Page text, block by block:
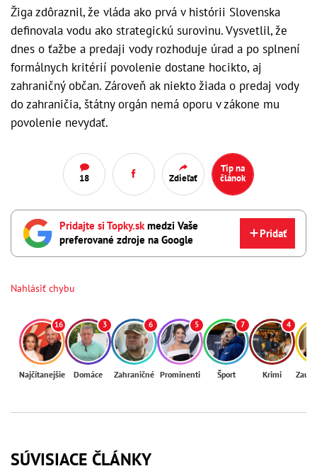
Žiga zdôraznil, že vláda ako prvá v histórii Slovenska
definovala vodu ako strategickú surovinu. Vysvetlil, že
dnes o ťažbe a predaji vody rozhoduje úrad a po splnení
formálnych kritérií povolenie dostane hocikto, aj
zahraničný občan. Zároveň ak niekto žiada o predaj vody
do zahraničia, štátny orgán nemá oporu v zákone mu
povolenie nevydať.
18 Zdieľať
Tip na
článok
Pridajte si Topky.skmedzi Vaše
preferované zdroje na Google
Pridať
Nahlásiť chybu
16
Najčítanejšie
3
Domáce
6
Zahraničné
5
Prominenti
7
Šport
4
Krimi
SÚVISIACE ČLÁNKY